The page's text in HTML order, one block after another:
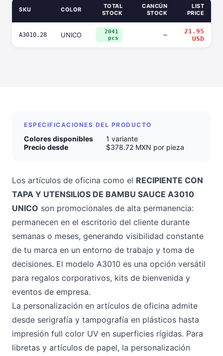
SKU COLOR
TOTAL
STOCK
CANCÚN
STOCK
LIST
PRICE
A3010.28 UNICO
2041
pcs
—
21.95
USD
ESPECIFICACIONES DEL PRODUCTO
Colores disponibles
1 variante
Precio desde
$378.72 MXN por pieza
Los artículos de oficina como el RECIPIENTE CON
TAPA Y UTENSILIOS DE BAMBU SAUCE A3010
UNICO son promocionales de alta permanencia:
permanecen en el escritorio del cliente durante
semanas o meses, generando visibilidad constante
de tu marca en un entorno de trabajo y toma de
decisiones. El modelo A3010 es una opción versátil
para regalos corporativos, kits de bienvenida y
eventos de empresa.
La personalización en artículos de oficina admite
desde serigrafía y tampografía en plásticos hasta
impresión full color UV en superficies rígidas. Para
libretas y artículos de papel, la personalización